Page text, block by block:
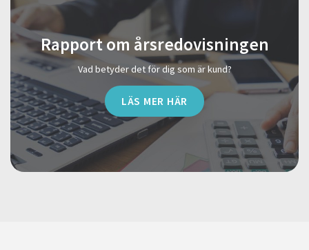
Rapport om årsredovisningen
Vad betyder det för dig som är kund?
LÄS MER HÄR